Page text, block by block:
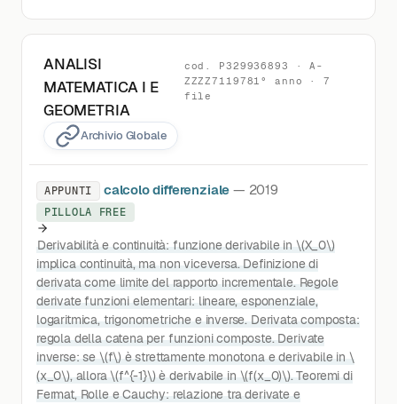
ANALISI
MATEMATICA I E
GEOMETRIA
cod. P329936893 · A-
ZZZZ7119781° anno · 7
file
Archivio Globale
APPUNTI calcolo differenziale — 2019
PILLOLA FREE
Derivabilità e continuità: funzione derivabile in \(X_0\)
implica continuità, ma non viceversa. Definizione di
derivata come limite del rapporto incrementale. Regole
derivate funzioni elementari: lineare, esponenziale,
logaritmica, trigonometriche e inverse. Derivata composta:
regola della catena per funzioni composte. Derivate
inverse: se \(f\) è strettamente monotona e derivabile in \
(x_0\), allora \(f^{-1}\) è derivabile in \(f(x_0)\). Teoremi di
Fermat, Rolle e Cauchy: relazione tra derivate e